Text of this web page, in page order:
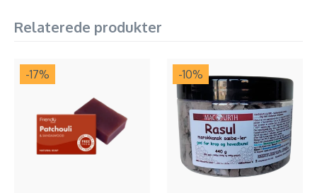
Relaterede produkter
-17% -10%